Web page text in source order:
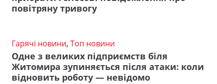
повітряну тривогу
Гарячі новини, Топ новини
Одне з великих підприємств біля
Житомира зупиняється після атаки: коли
відновить роботу — невідомо